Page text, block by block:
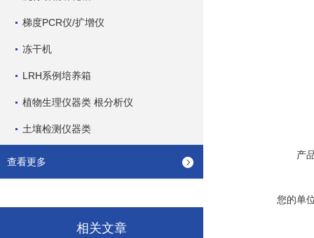
梯度PCR仪/扩增仪
冻干机
LRH系例培养箱
植物生理仪器类 根分析仪
土壤检测仪器类
查看更多
相关文章
产
您的单